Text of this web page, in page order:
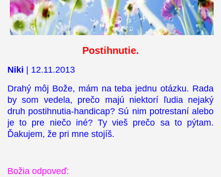
Postihnutie.
Niki
| 12.11.2013
Drahý môj Bože, mám na teba jednu otázku. Rada
by som vedela, prečo majú niektorí ľudia nejaký
druh postihnutia-handicap? Sú nim potrestaní alebo
je to pre niečo iné? Ty vieš prečo sa to pýtam.
Ďakujem, že pri mne stojíš.
Božia odpoveď: